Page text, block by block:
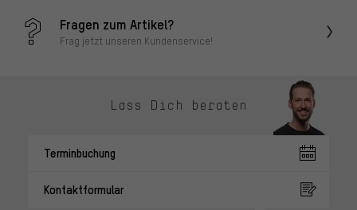
Fragen zum Artikel?
Frag jetzt unseren Kundenservice!
Lass Dich beraten
Terminbuchung
Kontaktformular